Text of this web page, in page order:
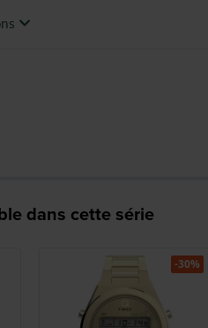
dans cette série
-30%